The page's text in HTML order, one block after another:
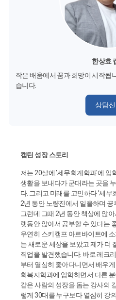
한상효
작은 배움에서 꿈과 희망이 시작됩
습니다.
상담
캡틴 성장 스토리
저는 20살에 '세무회계학과'에 입
생활을 보내다가 군대라는 곳을
다. 그리고 미래를 고민하다 '세무
2년 동안 노량진에서 일을하며
그런데 그때 2년 동안 책상에 앉
랫동안 앉아서 공부할 수 있다는
우연히 스키캠프 아르바이트에
는 새로운 세상을 보았고 제가 더
직업을 발견했습니다. 바로 레크
부터 열심히 좇아다니면서 배우
회복지학과에 입학하면서 다른
같은 사람의 성장을 돕는 강사의
렇게 30대를 누구보다 열심히 강